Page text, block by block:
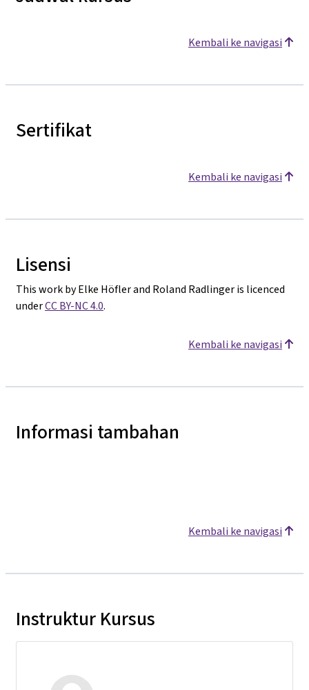
Kembali ke navigasi
Sertifikat
Kembali ke navigasi
Lisensi
This work by Elke Höfler and Roland Radlinger is licenced
underCC BY-NC 4.0.
Kembali ke navigasi
Informasi tambahan
Kembali ke navigasi
Instruktur Kursus